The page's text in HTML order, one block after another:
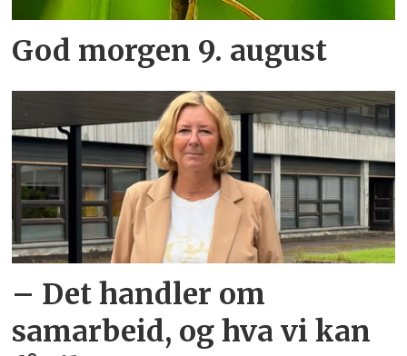
God morgen 9. august
– Det handler om
samarbeid, og hva vi kan